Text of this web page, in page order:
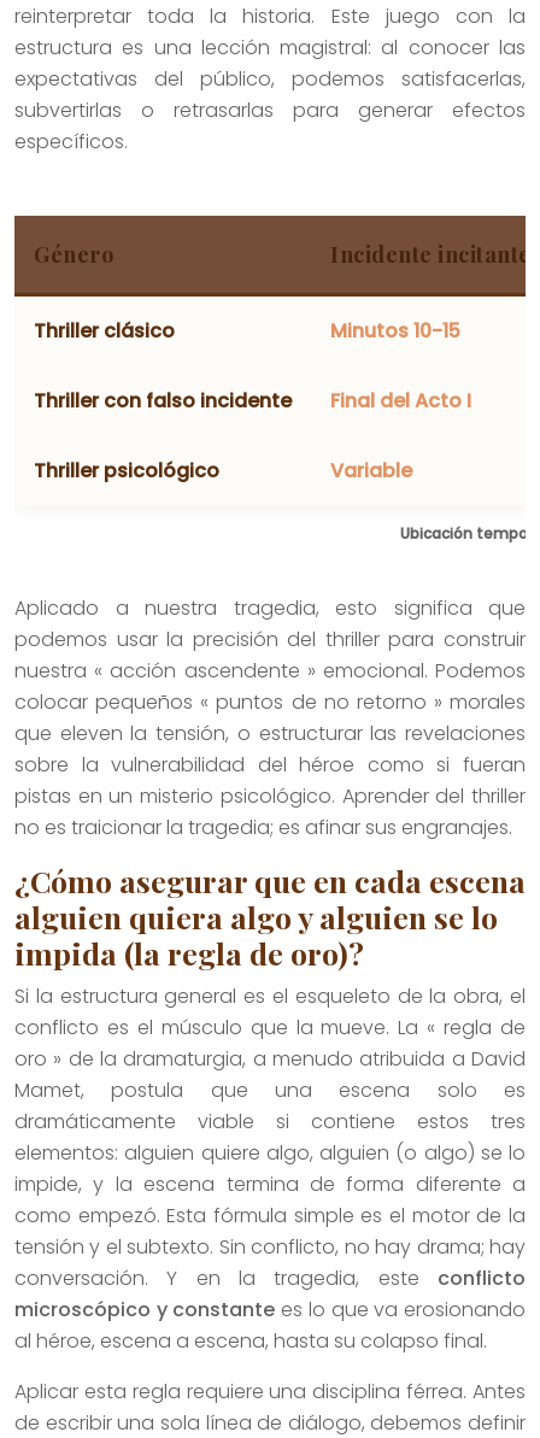
reinterpretar toda la historia. Este juego con la
estructura es una lección magistral: al conocer las
expectativas del público, podemos satisfacerlas,
subvertirlas o retrasarlas para generar efectos
específicos.
Ubicación
Género Incidente incitante
Thriller clásico Minutos 10-15
Thriller con falso incidente Final del Acto I
Thriller psicológico Variable
Aplicado a nuestra tragedia, esto significa que
podemos usar la precisión del thriller para construir
nuestra « acción ascendente » emocional. Podemos
colocar pequeños « puntos de no retorno » morales
que eleven la tensión, o estructurar las revelaciones
sobre la vulnerabilidad del héroe como si fueran
pistas en un misterio psicológico. Aprender del thriller
no es traicionar la tragedia; es afinar sus engranajes.
¿Cómo asegurar que en cada escena
alguien quiera algo y alguien se lo
impida (la regla de oro)?
Si la estructura general es el esqueleto de la obra, el
conflicto es el músculo que la mueve. La « regla de
oro » de la dramaturgia, a menudo atribuida a David
Mamet, postula que una escena solo es
dramáticamente viable si contiene estos tres
elementos: alguien quiere algo, alguien (o algo) se lo
impide, y la escena termina de forma diferente a
como empezó. Esta fórmula simple es el motor de la
tensión y el subtexto. Sin conflicto, no hay drama; hay
conversación. Y en la tragedia, este conflicto
microscópico y constante es lo que va erosionando
al héroe, escena a escena, hasta su colapso final.
Aplicar esta regla requiere una disciplina férrea. Antes
de escribir una sola línea de diálogo, debemos definir